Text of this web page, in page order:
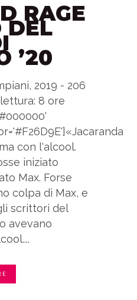
RAGE
DEL
’20
2019 - 206
8 ore
con l'alcool.
iniziato
Max. Forse
colpa di Max, e
scrittori del
avevano